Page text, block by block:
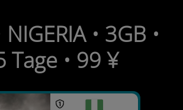
• 3GB •
Tage • 99 ¥